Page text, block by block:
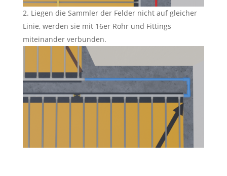
Liegen die Sammler der Felder nicht auf gleicher
Linie, werden sie mit 16er Rohr und Fittings
miteinander verbunden.